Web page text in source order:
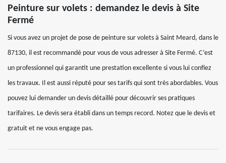
Peinture sur volets : demandez le devis à Site
Fermé
Si vous avez un projet de pose de peinture sur volets à Saint Meard, dans le
87130, il est recommandé pour vous de vous adresser à Site Fermé. C’est
un professionnel qui garantit une prestation excellente si vous lui confiez
les travaux. Il est aussi réputé pour ses tarifs qui sont très abordables. Vous
pouvez lui demander un devis détaillé pour découvrir ses pratiques
tarifaires. Le devis sera établi dans un temps record. Notez que le devis et
gratuit et ne vous engage pas.